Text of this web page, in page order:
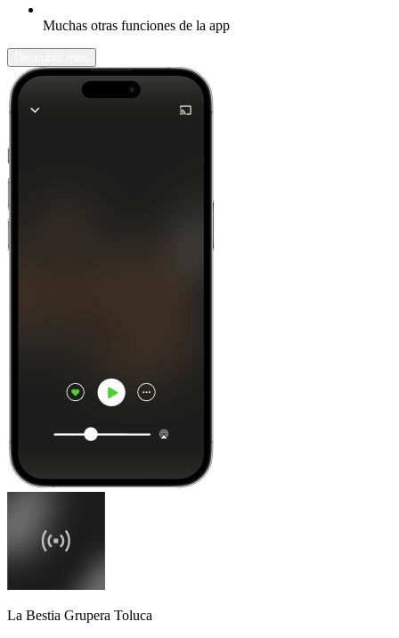
Muchas otras funciones de la app
La Bestia Grupera Toluca